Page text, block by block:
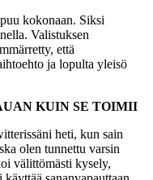
kokonaan. Siksi
Valistuksen
että
ja lopulta yleisö
KUIN SE TOIMII
heti, kun sain
olen tunnettu varsin
välittömästi kysely,